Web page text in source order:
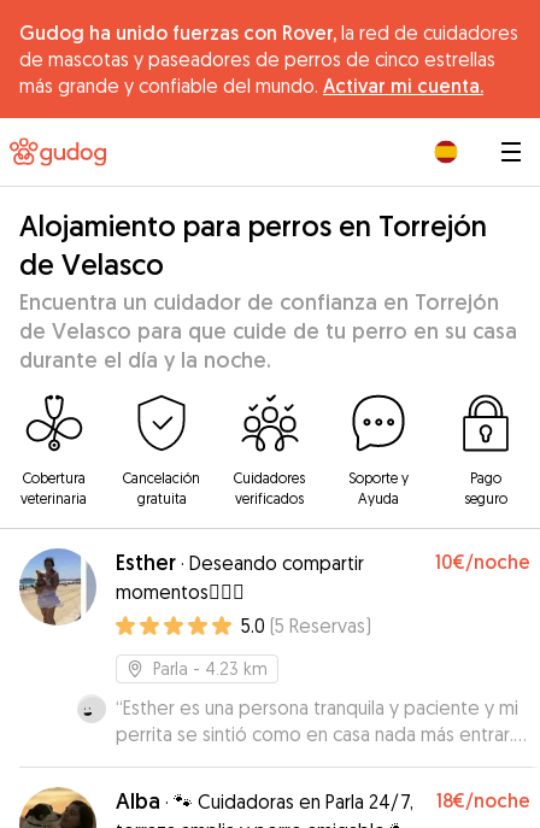
Gudog ha unido fuerzas con Rover, la red de cuidadores
de mascotas y paseadores de perros de cinco estrellas
más grande y confiable del mundo. Activar mi cuenta.
Alojamiento para perros en Torrejón
de Velasco
Encuentra un cuidador de confianza en Torrejón
de Velasco para que cuide de tu perro en su casa
durante el día y la noche.
Cobertura
veterinaria
Cancelación
gratuita
Cuidadores
verificados
Soporte y
Ayuda
Pago
seguro
Esther · Deseando compartir
momentos🐕‍🦺🐾
10€/noche
5.0 (5 Reservas)
Parla - 4.23 km
“Esther es una persona tranquila y paciente y mi
perrita se sintió como en casa nada más entrar.
También se comunicó bien comigo durante lá
estancia, manteniendo a mi informada sobre el
bienestar de mi mimada perrita.”
Alba · 🐾 Cuidadoras en Parla 24/7,
18€/noche